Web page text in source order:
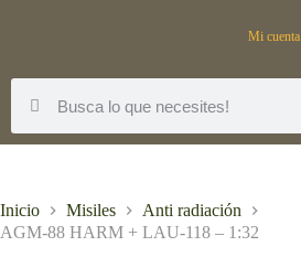
Mi cuenta
Inicio Misiles
Anti radiación
AGM-88 HARM + LAU-118 – 1:32